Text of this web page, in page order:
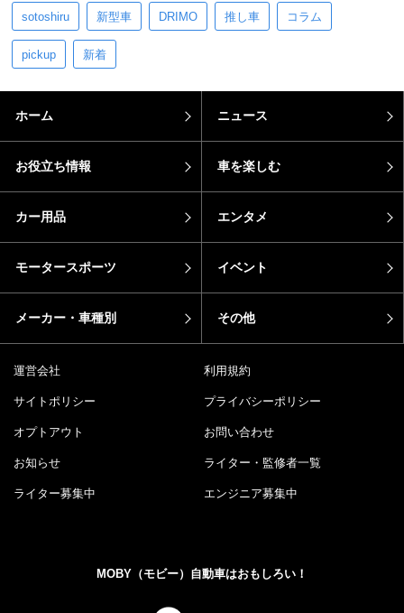
sotoshiru 新型車 DRIMO 推し車 コラム
pickup 新着
ホーム ニュース
お役立ち情報 車を楽しむ
カー用品 エンタメ
モータースポーツ イベント
メーカー・車種別 その他
運営会社 利用規約
サイトポリシー プライバシーポリシー
オプトアウト お問い合わせ
お知らせ ライター・監修者一覧
ライター募集中 エンジニア募集中
MOBY（モビー）自動車はおもしろい！